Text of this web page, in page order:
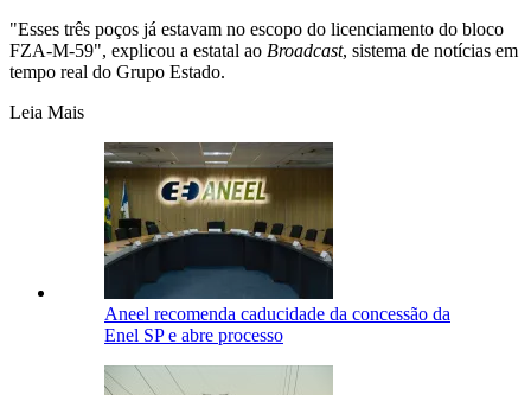
"Esses três poços já estavam no escopo do licenciamento do bloco
FZA-M-59", explicou a estatal ao Broadcast, sistema de notícias em
tempo real do Grupo Estado.
Leia Mais
Aneel recomenda caducidade da concessão da
Enel SP e abre processo